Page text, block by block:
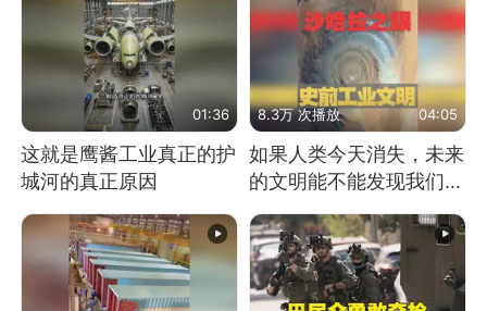
01:36
这就是鹰酱工业真正的护
城河的真正原因
8.3万 次播放 04:05
如果人类今天消失，未来
的文明能不能发现我们存